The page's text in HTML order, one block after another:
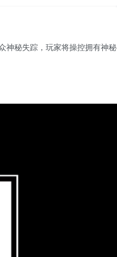
神秘失踪，玩家将操控拥有神秘